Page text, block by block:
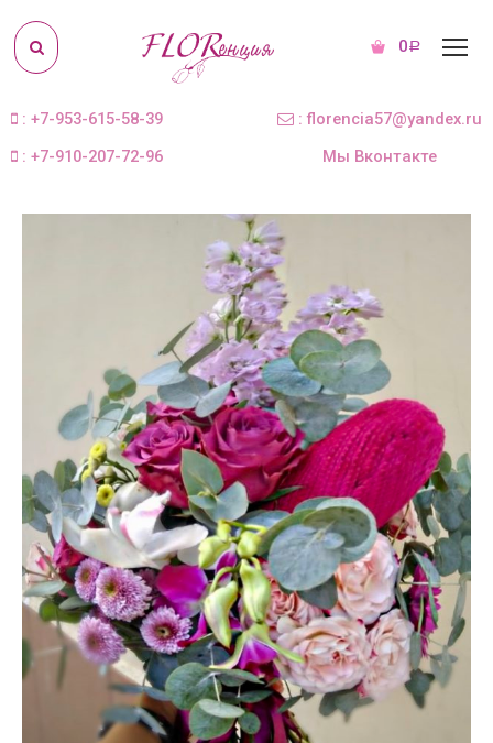
0Р
: +7-953-615-58-39
: +7-910-207-72-96
: florencia57@yandex.ru
Мы Вконтакте